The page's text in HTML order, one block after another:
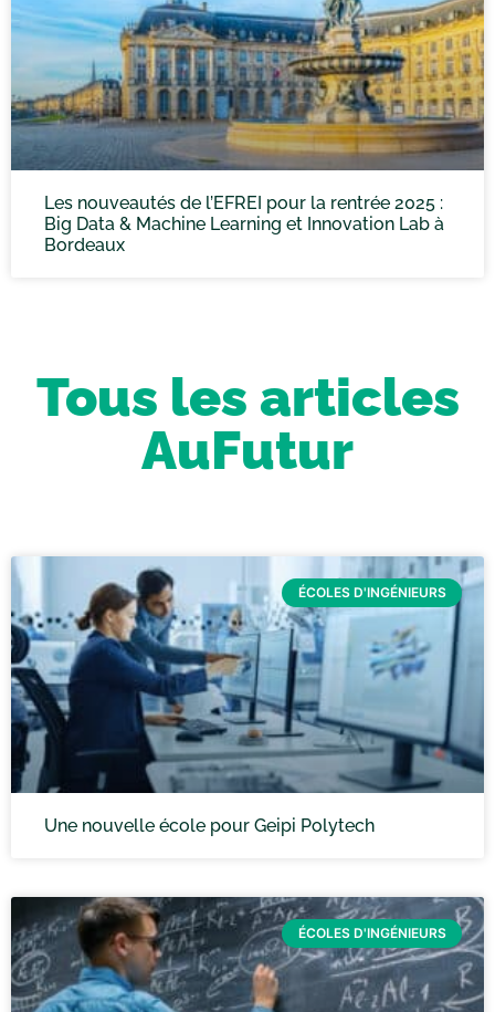
Les nouveautés de l’EFREI pour la rentrée 2025 :
Big Data & Machine Learning et Innovation Lab à
Bordeaux
Tous les articles
AuFutur
ÉCOLES D'INGÉNIEURS
Une nouvelle école pour Geipi Polytech
ÉCOLES D'INGÉNIEURS